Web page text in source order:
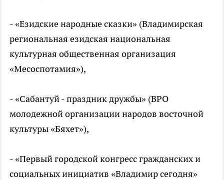
- «Езидские народные сказки» (Владимирская
региональная езидская национальная
культурная общественная организация
«Месоспотамия»),
- «Сабантуй - праздник дружбы» (ВРО
молодежной организации народов восточной
культуры «Бяхет»),
- «Первый городской конгресс гражданских и
социальных инициатив «Владимир сегодня»